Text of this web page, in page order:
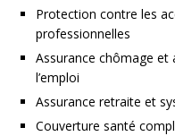
Protection contre les
professionnelles
Assurance chômage
l’emploi
Assurance retraite et
Couverture santé